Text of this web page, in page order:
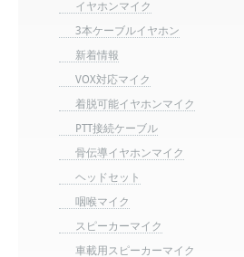
イヤホンマイク
3本ケーブルイヤホン
新着情報
VOX対応マイク
着脱可能イヤホンマイク
PTT接続ケーブル
骨伝導イヤホンマイク
ヘッドセット
咽喉マイク
スピーカーマイク
車載用スピーカーマイク